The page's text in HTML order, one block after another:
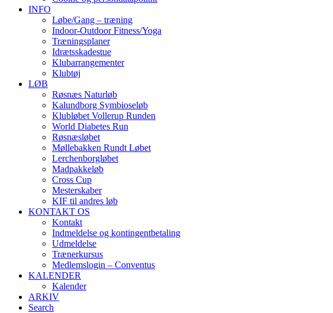
INFO
Løbe/Gang – træning
Indoor-Outdoor Fitness/Yoga
Træningsplaner
Idrætsskadestue
Klubarrangementer
Klubtøj
LØB
Røsnæs Naturløb
Kalundborg Symbioseløb
Klubløbet Vollerup Runden
World Diabetes Run
Røsnæsløbet
Møllebakken Rundt Løbet
Lerchenborgløbet
Madpakkeløb
Cross Cup
Mesterskaber
KIF til andres løb
KONTAKT OS
Kontakt
Indmeldelse og kontingentbetaling
Udmeldelse
Trænerkursus
Medlemslogin – Conventus
KALENDER
Kalender
ARKIV
Search